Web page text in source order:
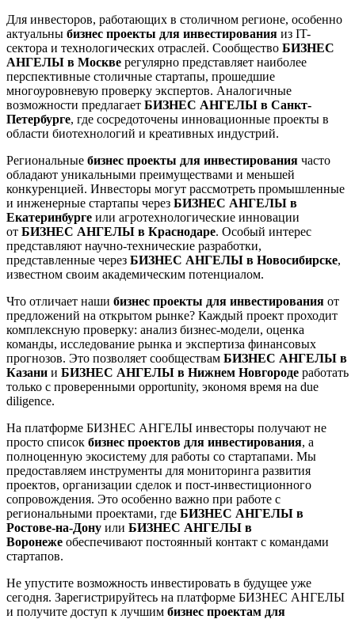
Для инвесторов, работающих в столичном регионе, особенно
актуальны бизнес проекты для инвестирования из IT-
сектора и технологических отраслей. Сообщество БИЗНЕС
АНГЕЛЫ в Москве регулярно представляет наиболее
перспективные столичные стартапы, прошедшие
многоуровневую проверку экспертов. Аналогичные
возможности предлагает БИЗНЕС АНГЕЛЫ в Санкт-
Петербурге, где сосредоточены инновационные проекты в
области биотехнологий и креативных индустрий.
Региональные бизнес проекты для инвестирования часто
обладают уникальными преимуществами и меньшей
конкуренцией. Инвесторы могут рассмотреть промышленные
и инженерные стартапы через БИЗНЕС АНГЕЛЫ в
Екатеринбурге или агротехнологические инновации
от БИЗНЕС АНГЕЛЫ в Краснодаре. Особый интерес
представляют научно-технические разработки,
представленные через БИЗНЕС АНГЕЛЫ в Новосибирске,
известном своим академическим потенциалом.
Что отличает наши бизнес проекты для инвестирования от
предложений на открытом рынке? Каждый проект проходит
комплексную проверку: анализ бизнес-модели, оценка
команды, исследование рынка и экспертиза финансовых
прогнозов. Это позволяет сообществам БИЗНЕС АНГЕЛЫ в
Казани и БИЗНЕС АНГЕЛЫ в Нижнем Новгороде работать
только с проверенными opportunity, экономя время на due
diligence.
На платформе БИЗНЕС АНГЕЛЫ инвесторы получают не
просто список бизнес проектов для инвестирования, а
полноценную экосистему для работы со стартапами. Мы
предоставляем инструменты для мониторинга развития
проектов, организации сделок и пост-инвестиционного
сопровождения. Это особенно важно при работе с
региональными проектами, где БИЗНЕС АНГЕЛЫ в
Ростове-на-Дону или БИЗНЕС АНГЕЛЫ в
Воронеже обеспечивают постоянный контакт с командами
стартапов.
Не упустите возможность инвестировать в будущее уже
сегодня. Зарегистрируйтесь на платформе БИЗНЕС АНГЕЛЫ
и получите доступ к лучшим бизнес проектам для